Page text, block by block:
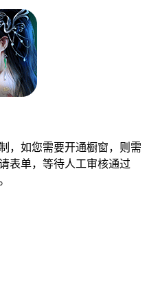
如您需要开通橱窗，则需
表单，等待人工审核通过